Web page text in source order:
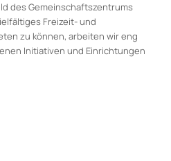
des Gemeinschaftszentrums
Freizeit- und
zu können, arbeiten wir eng
Initiativen und Einrichtungen